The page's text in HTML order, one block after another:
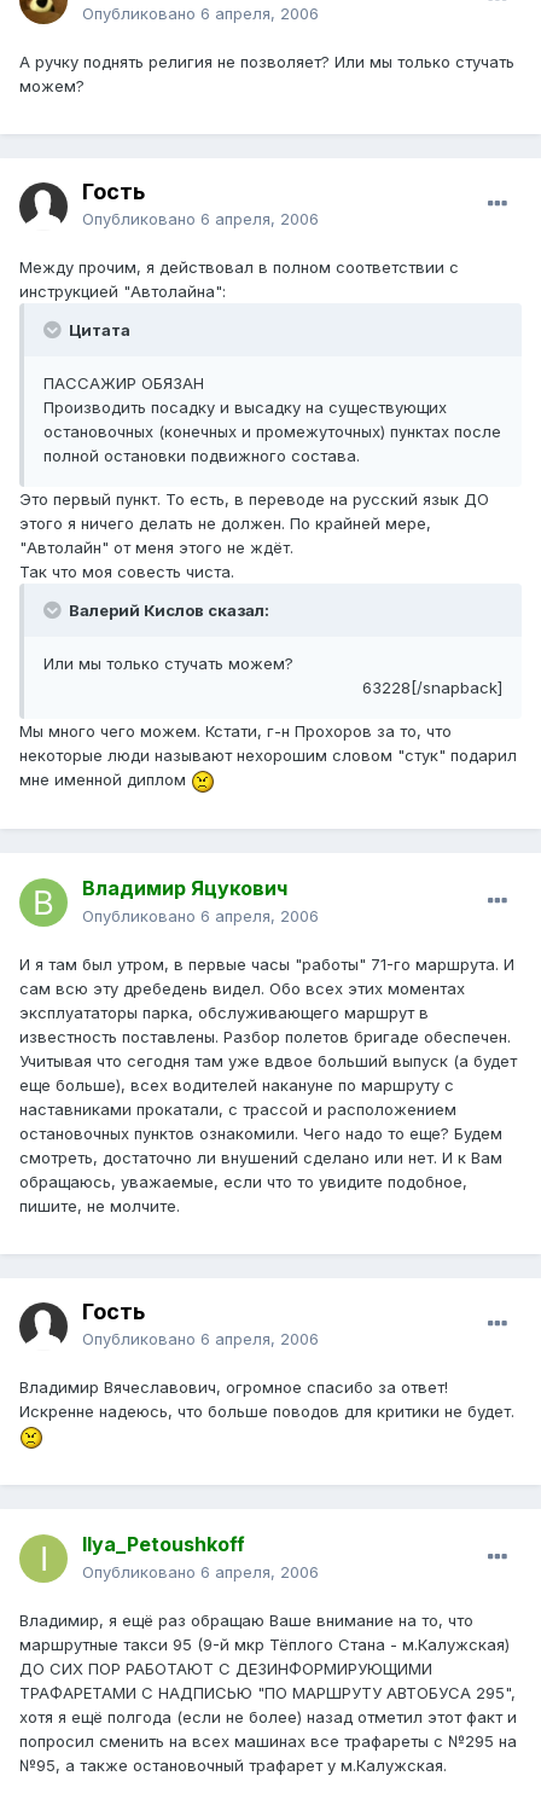
Опубликовано 6 апреля, 2006
А ручку поднять религия не позволяет? Или мы только стучать
можем?
Гость
Опубликовано 6 апреля, 2006
Между прочим, я действовал в полном соответствии с
инструкцией "Автолайна":
Цитата
ПАССАЖИР ОБЯЗАН
Производить посадку и высадку на существующих
остановочных (конечных и промежуточных) пунктах после
полной остановки подвижного состава.
Это первый пункт. То есть, в переводе на русский язык ДО
этого я ничего делать не должен. По крайней мере,
"Автолайн" от меня этого не ждёт.
Так что моя совесть чиста.
Валерий Кислов сказал:
Или мы только стучать можем?
63228[/snapback]
Мы много чего можем. Кстати, г-н Прохоров за то, что
некоторые люди называют нехорошим словом "стук" подарил
мне именной диплом
Владимир Яцукович
Опубликовано 6 апреля, 2006
И я там был утром, в первые часы "работы" 71-го маршрута. И
сам всю эту дребедень видел. Обо всех этих моментах
эксплуататоры парка, обслуживающего маршрут в
известность поставлены. Разбор полетов бригаде обеспечен.
Учитывая что сегодня там уже вдвое больший выпуск (а будет
еще больше), всех водителей накануне по маршруту с
наставниками прокатали, с трассой и расположением
остановочных пунктов ознакомили. Чего надо то еще? Будем
смотреть, достаточно ли внушений сделано или нет. И к Вам
обращаюсь, уважаемые, если что то увидите подобное,
пишите, не молчите.
Гость
Опубликовано 6 апреля, 2006
Владимир Вячеславович, огромное спасибо за ответ!
Искренне надеюсь, что больше поводов для критики не будет.
Ilya_Petoushkoff
Опубликовано 6 апреля, 2006
Владимир, я ещё раз обращаю Ваше внимание на то, что
маршрутные такси 95 (9-й мкр Тёплого Стана - м.Калужская)
ДО СИХ ПОР РАБОТАЮТ С ДЕЗИНФОРМИРУЮЩИМИ
ТРАФАРЕТАМИ С НАДПИСЬЮ "ПО МАРШРУТУ АВТОБУСА 295",
хотя я ещё полгода (если не более) назад отметил этот факт и
попросил сменить на всех машинах все трафареты с №295 на
№95, а также остановочный трафарет у м.Калужская.